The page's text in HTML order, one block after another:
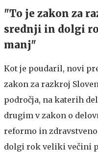
"To je zakon za
srednji in dolgi
manj"
Kot je poudaril, novi
zakon za razkroj
področja, na katerih
drugim v zakon o
reformo in
dolgi rok veliki večini